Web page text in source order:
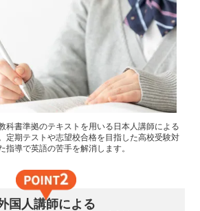
科書準拠のテキストを用いる日本人講師による
定期テストや志望校合格を目指した高校受験対
指導で英語の苦手を解消します。
国人講師による